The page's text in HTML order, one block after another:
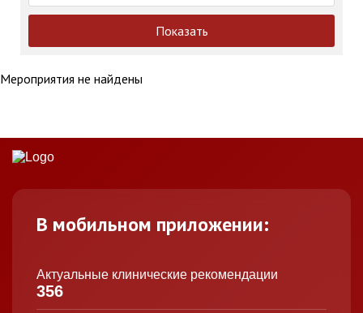
Показать
Мероприятия не найдены
В мобильном приложении:
Актуальные клинические рекомендации
356